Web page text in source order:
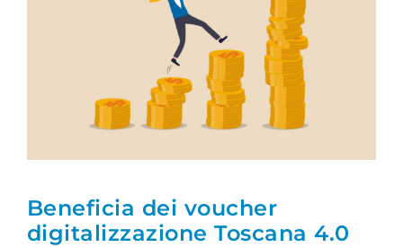
Beneficia dei voucher
digitalizzazione Toscana 4.0